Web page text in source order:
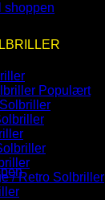
shoppen
/ Retro Solbriller